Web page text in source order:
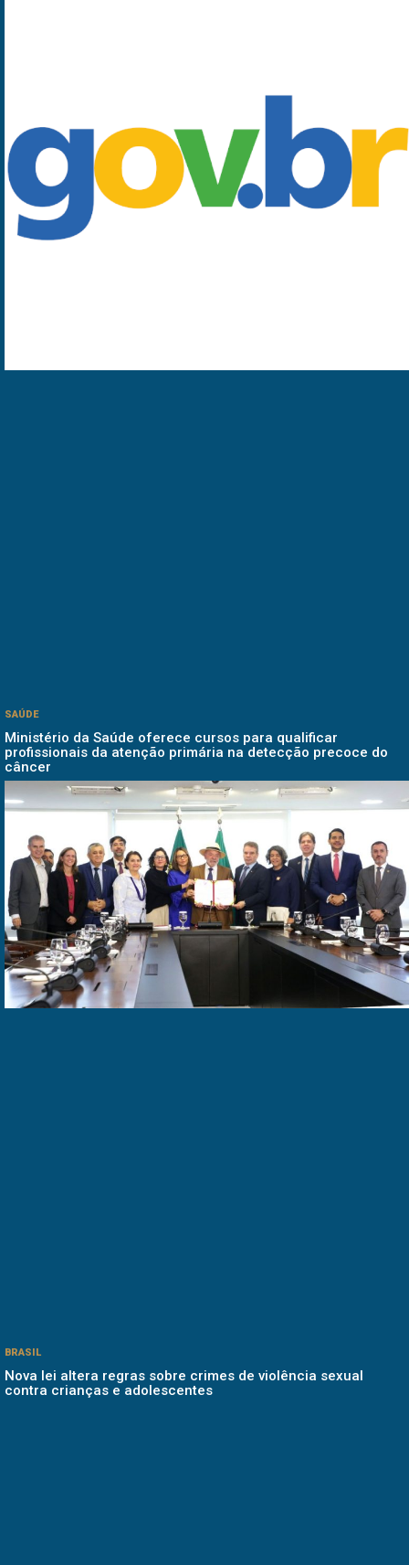
SAÚDE
Ministério da Saúde oferece cursos para qualificar
profissionais da atenção primária na detecção precoce do
câncer
BRASIL
Nova lei altera regras sobre crimes de violência sexual
contra crianças e adolescentes